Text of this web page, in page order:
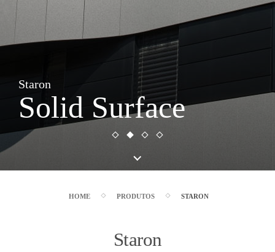
Staron
Solid Surface
HOME PRODUTOS STARON
Staron